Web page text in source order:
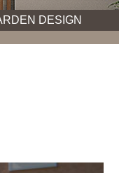
DESIGN